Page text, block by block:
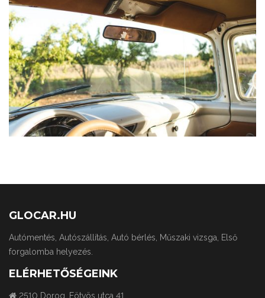
CAR
GLOCAR.HU
Autómentés, Autószállítás, Autó bérlés, Műszaki vizsga, Első
forgalomba helyezés.
ELÉRHETŐSÉGEINK
2510 Dorog, Eötvös utca 41.